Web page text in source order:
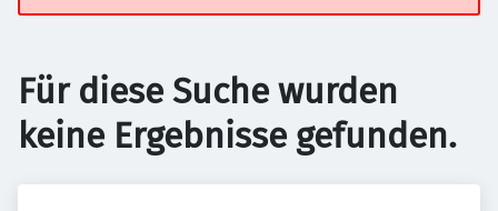
Für diese Suche wurden
keine Ergebnisse gefunden.